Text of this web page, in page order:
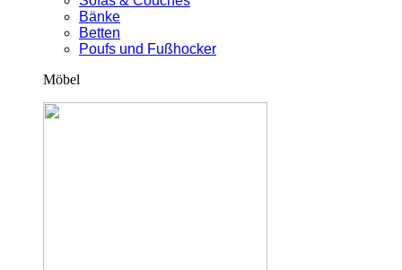
Bänke
Betten
Poufs und Fußhocker
Möbel